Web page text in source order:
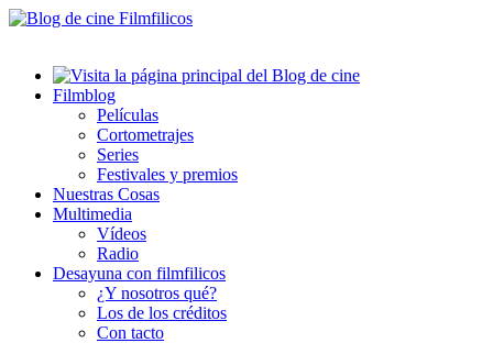
Filmblog
Películas
Cortometrajes
Series
Festivales y premios
Nuestras Cosas
Multimedia
Vídeos
Radio
Desayuna con filmfilicos
¿Y nosotros qué?
Los de los créditos
Con tacto